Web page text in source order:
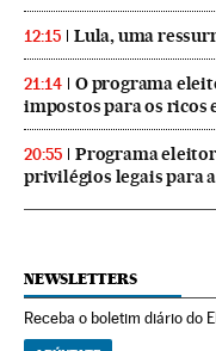
12:15 Lula, uma
21:14
O programa
impostos para os ricos
20:55
Programa
privilégios legais para
NEWSLETTERS
Receba o boletim diário do